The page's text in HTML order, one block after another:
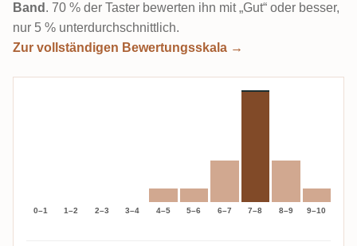
Band . 70 % der Taster bewerten ihn mit „Gut“ oder besser,
nur 5 % unterdurchschnittlich.
Zur vollständigen Bewertungsskala →
0–1 1–2 2–3 3–4 4–5 5–6 6–7 7–8 8–9 9–10